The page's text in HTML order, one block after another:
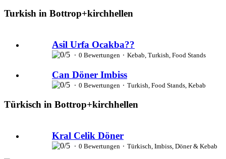
Turkish in Bottrop+kirchhellen
Asil Urfa Ocakba??
⬝ 0 Bewertungen ⬝ Kebab, Turkish, Food Stands
Can Döner Imbiss
⬝ 0 Bewertungen ⬝ Turkish, Food Stands, Kebab
Türkisch in Bottrop+kirchhellen
Kral Celik Döner
⬝ 0 Bewertungen ⬝ Türkisch, Imbiss, Döner & Kebab